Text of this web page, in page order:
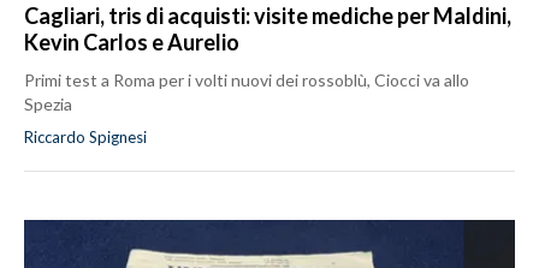
Cagliari, tris di acquisti: visite mediche per Maldini,
Kevin Carlos e Aurelio
Primi test a Roma per i volti nuovi dei rossoblù, Ciocci va allo
Spezia
Riccardo Spignesi